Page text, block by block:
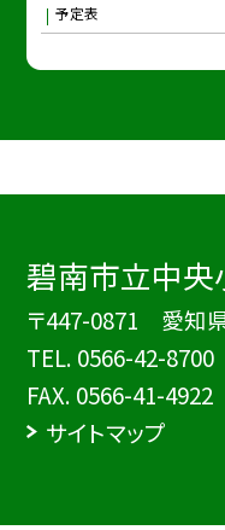
予定表
碧南市立中央
〒447-0871 愛知
TEL. 0566-42-8700
FAX. 0566-41-4922
サイトマップ